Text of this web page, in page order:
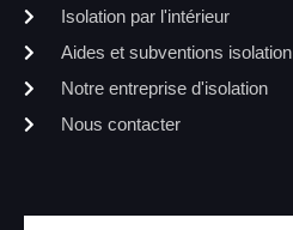
Isolation par l'intérieur
Aides et subventions isolation
Notre entreprise d'isolation
Nous contacter